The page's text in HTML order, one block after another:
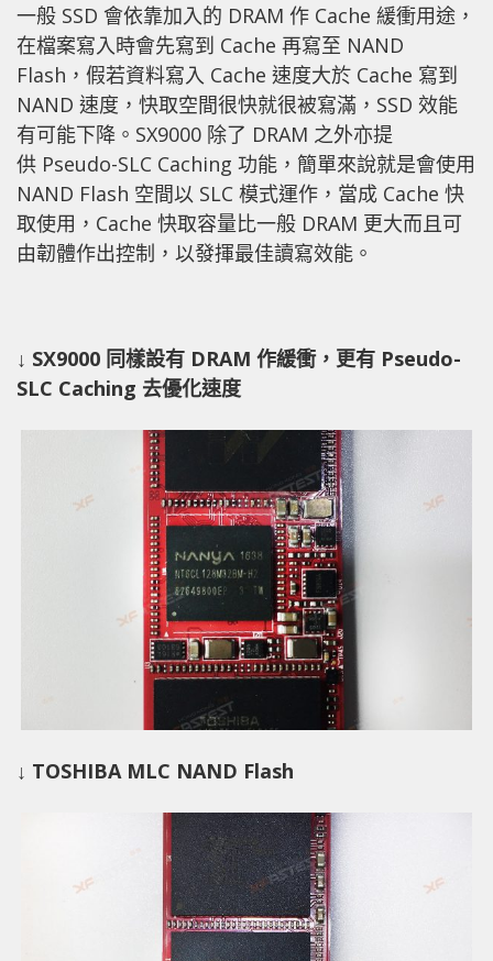
一般 SSD 會依靠加入的 DRAM 作 Cache 緩衝用途，
在檔案寫入時會先寫到 Cache 再寫至 NAND
Flash，假若資料寫入 Cache 速度大於 Cache 寫到
NAND 速度，快取空間很快就很被寫滿，SSD 效能
有可能下降。SX9000 除了 DRAM 之外亦提
供 Pseudo-SLC Caching 功能，簡單來說就是會使用
NAND Flash 空間以 SLC 模式運作，當成 Cache 快
取使用，Cache 快取容量比一般 DRAM 更大而且可
由韌體作出控制，以發揮最佳讀寫效能。
↓ SX9000 同樣設有 DRAM 作緩衝，更有 Pseudo-
SLC Caching 去優化速度
↓ TOSHIBA MLC NAND Flash